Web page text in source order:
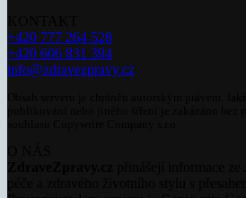
+420 777 264 528
+420 606 831 394
info@zdravezpravy.cz